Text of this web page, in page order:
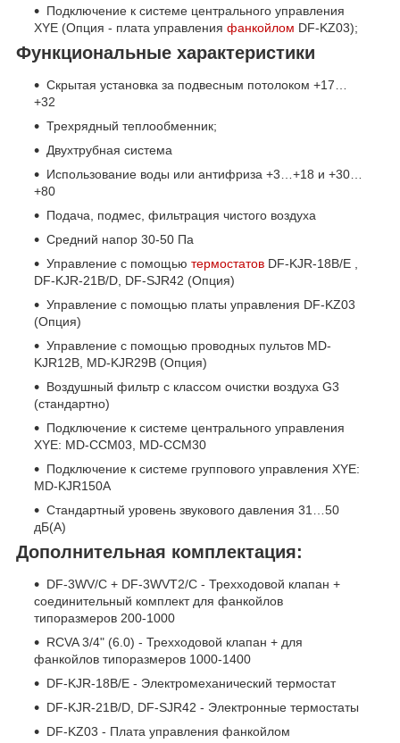
Подключение к системе центрального управления
XYE (Опция - плата управления фанкойлом DF-KZ03);
Функциональные характеристики
Скрытая установка за подвесным потолоком +17…
+32
Трехрядный теплообменник;
Двухтрубная система
Использование воды или антифриза +3…+18 и +30…
+80
Подача, подмес, фильтрация чистого воздуха
Средний напор 30-50 Па
Управление с помощью термостатов DF-KJR-18B/E ,
DF-KJR-21B/D, DF-SJR42 (Опция)
Управление с помощью платы управления DF-KZ03
(Опция)
Управление с помощью проводных пультов MD-
KJR12B, MD-KJR29B (Опция)
Воздушный фильтр с классом очистки воздуха G3
(стандартно)
Подключение к системе центрального управления
XYE: MD-CCM03, MD-CCM30
Подключение к системе группового управления XYE:
MD-KJR150A
Стандартный уровень звукового давления 31…50
дБ(А)
Дополнительная комплектация:
DF-3WV/C + DF-3WVT2/C - Трехходовой клапан +
cоединительный комплект для фанкойлов
типоразмеров 200-1000
RCVA 3/4" (6.0) - Трехходовой клапан + для
фанкойлов типоразмеров 1000-1400
DF-KJR-18B/E - Электромеханический термостат
DF-KJR-21B/D, DF-SJR42 - Электронные термостаты
DF-KZ03 - Плата управления фанкойлом